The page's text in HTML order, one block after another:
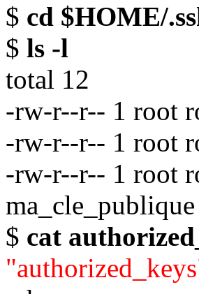
$ cd $HOME/
$ ls -l
total 12
-rw-r--r-- 1 root
-rw-r--r-- 1 root
-rw-r--r-- 1 root
ma_cle_publique
$ cat